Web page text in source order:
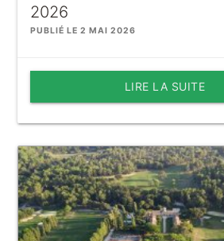
2026
PUBLIÉ LE 2 MAI 2026
LIRE LA SUITE